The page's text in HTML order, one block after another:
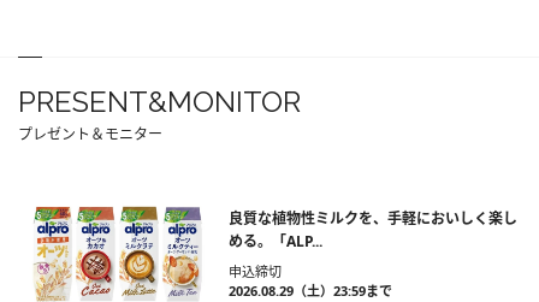
PRESENT&MONITOR
プレゼント＆モニター
良質な植物性ミルクを、手軽においしく楽し
める。「ALP...
申込締切
2026.08.29（土）23:59まで